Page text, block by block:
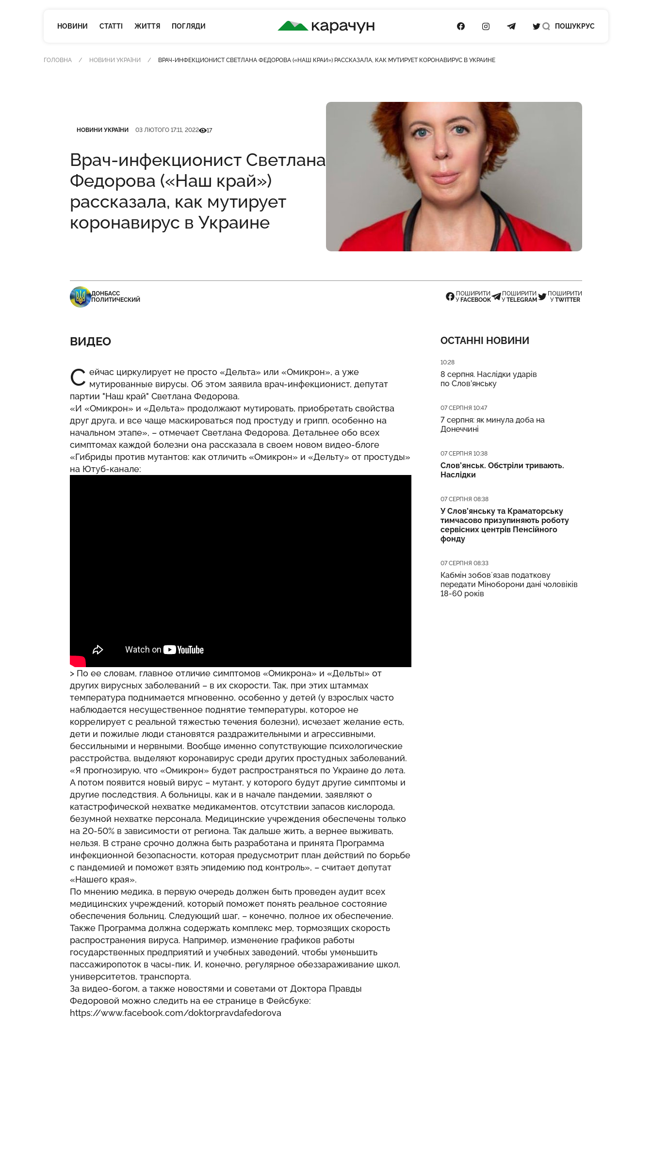
НОВИНИ СТАТТІ ЖИТТЯ ПОГЛЯДИ
КАРАЧУН
ПОСИЛАННЯ НА FACEBOOK
ПОСИЛАННЯ НА INSTAGRAM
ПОСИЛАННЯ НА TELEGRAM
ПОСИЛАННЯ НА TWITTER
ПОШУК РУС
ГОЛОВНА НОВИНИ УКРАЇНИ ВРАЧ-ИНФЕКЦИОНИСТ СВЕТЛАНА ФЕДОРОВА («НАШ КРАЙ») РАССКАЗАЛА, КАК МУТИРУЕТ КОРОНАВИРУС В УКРАИНЕ
НОВИНИ УКРАЇНИ 03 ЛЮТОГО 17:11, 2022Кількість переглядів
17
Врач-инфекционист Светлана
Федорова («Наш край»)
рассказала, как мутирует
коронавирус в Украине
ДОНБАСС
ПОЛИТИЧЕСКИЙ
ПОШИРИТИ
У FACEBOOK
ПОШИРИТИ
УTELEGRAM
ПОШИРИТИ
УTWITTER
ВИДЕО
С ейчас циркулирует не просто «Дельта» или «Омикрон», а уже
мутированные вирусы. Об этом заявила врач-инфекционист, депутат
партии "Наш край" Светлана Федорова.
«И «Омикрон» и «Дельта» продолжают мутировать, приобретать свойства
друг друга, и все чаще маскироваться под простуду и грипп, особенно на
начальном этапе», – отмечает Светлана Федорова. Детальнее обо всех
симптомах каждой болезни она рассказала в своем новом видео-блоге
«Гибриды против мутантов: как отличить «Омикрон» и «Дельту» от простуды»
на Ютуб-канале:
> По ее словам, главное отличие симптомов «Омикрона» и «Дельты» от
других вирусных заболеваний – в их скорости. Так, при этих штаммах
температура поднимается мгновенно, особенно у детей (у взрослых часто
наблюдается несущественное поднятие температуры, которое не
коррелирует с реальной тяжестью течения болезни), исчезает желание есть,
дети и пожилые люди становятся раздражительными и агрессивными,
бессильными и нервными. Вообще именно сопутствующие психологические
расстройства, выделяют коронавирус среди других простудных заболеваний.
«Я прогнозирую, что «Омикрон» будет распространяться по Украине до лета.
А потом появится новый вирус – мутант, у которого будут другие симптомы и
другие последствия. А больницы, как и в начале пандемии, заявляют о
катастрофической нехватке медикаментов, отсутствии запасов кислорода,
безумной нехватке персонала. Медицинские учреждения обеспечены только
на 20-50% в зависимости от региона. Так дальше жить, а вернее выживать,
нельзя. В стране срочно должна быть разработана и принята Программа
инфекционной безопасности, которая предусмотрит план действий по борьбе
с пандемией и поможет взять эпидемию под контроль», – считает депутат
«Нашего края».
По мнению медика, в первую очередь должен быть проведен аудит всех
медицинских учреждений, который поможет понять реальное состояние
обеспечения больниц. Следующий шаг, – конечно, полное их обеспечение.
Также Программа должна содержать комплекс мер, тормозящих скорость
распространения вируса. Например, изменение графиков работы
государственных предприятий и учебных заведений, чтобы уменьшить
пассажиропоток в часы-пик. И, конечно, регулярное обеззараживание школ,
университетов, транспорта.
За видео-богом, а также новостями и советами от Доктора Правды
Федоровой можно следить на ее странице в Фейсбуке:
https://www.facebook.com/doktorpravdafedorova
ОСТАННІ НОВИНИ
Дата публікації
10:28
8 серпня. Наслідки ударів
по Слов’янську
Дата публікації
07 СЕРПНЯ 10:47
7 серпня: як минула доба на
Донеччині
Дата публікації
07 СЕРПНЯ 10:38
Слов’янськ. Обстріли тривають.
Наслідки
Дата публікації
07 СЕРПНЯ 08:38
У Слов’янську та Краматорську
тимчасово призупиняють роботу
сервісних центрів Пенсійного
фонду
Дата публікації
07 СЕРПНЯ 08:33
Кабмін зобовʼязав податкову
передати Міноборони дані чоловіків
18-60 років